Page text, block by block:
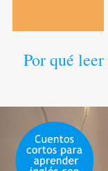
Por qué